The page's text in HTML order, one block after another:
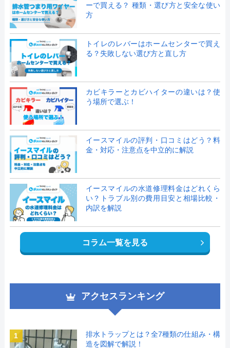
ーで買える？ 種類・選び方と安全な使い
方
トイレのレバーはホームセンターで買え
る？失敗しない選び方と直し方
カビキラーとカビハイターの違いは？使
う場所で選ぶ！
イースマイルの評判・口コミはどう？料
金・対応・注意点を中立的に解説
イースマイルの水道修理料金はどれくら
い？トラブル別の費用目安と相場比較・
内訳を解説
コラム一覧を見る
アクセスランキング
1
排水トラップとは？全7種類の仕組み・構
造を図解で解説！